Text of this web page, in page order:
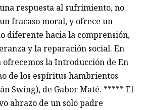
respuesta al sufrimiento, no
fracaso moral, y ofrece un
diferente hacia la comprensión,
y la reparación social. En
ofrecemos la Introducción de En
de los espíritus hambrientos
Swing), de Gabor Maté. ***** El
abrazo de un solo padre